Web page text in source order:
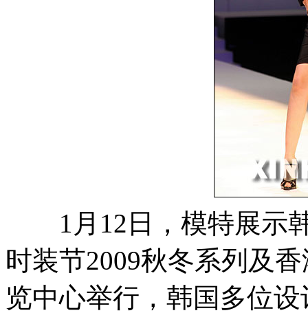
1月12日，模特展示韩
时装节2009秋冬系列及
览中心举行，韩国多位